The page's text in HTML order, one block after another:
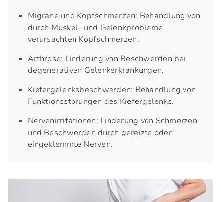
Migräne und Kopfschmerzen: Behandlung von
durch Muskel- und Gelenkprobleme
verursachten Kopfschmerzen.
Arthrose: Linderung von Beschwerden bei
degenerativen Gelenkerkrankungen.
Kiefergelenksbeschwerden: Behandlung von
Funktionsstörungen des Kiefergelenks.
Nervenirritationen: Linderung von Schmerzen
und Beschwerden durch gereizte oder
eingeklemmte Nerven.